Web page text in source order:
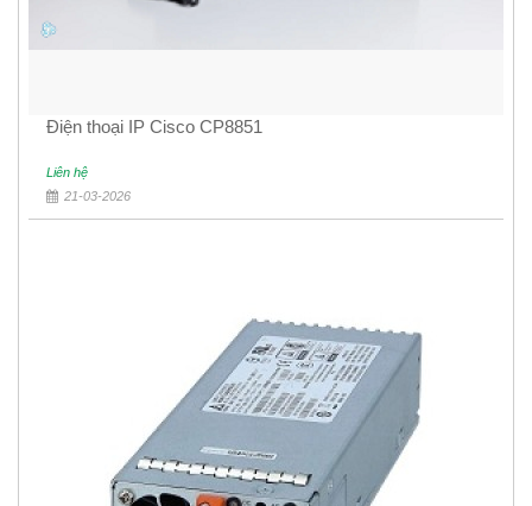
Điện thoại IP Cisco CP8851
Liên hệ
21-03-2026